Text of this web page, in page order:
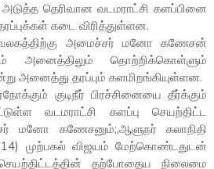
தெரிவான வடமராட்சி களப்பினை
கடை விரித்துள்ளன.
அமைச்சர் மனோ கணேசன்
அனைத்திலும் தொற்றிக்கொள்ளும்
அனைத்து தரப்பும் களமிறங்கியுள்ளன.
குடிநீர் பிரச்சினையை தீர்க்கும்
வடமராட்சி களப்பு செயற்திட்ட
மனோ கணேசனும்;,ஆளுநர் கலாநிதி
முற்பகல் விஜயம் மேற்கொண்டதுடன்
செயற்திட்டத்தின் தற்போதைய நிலைமை